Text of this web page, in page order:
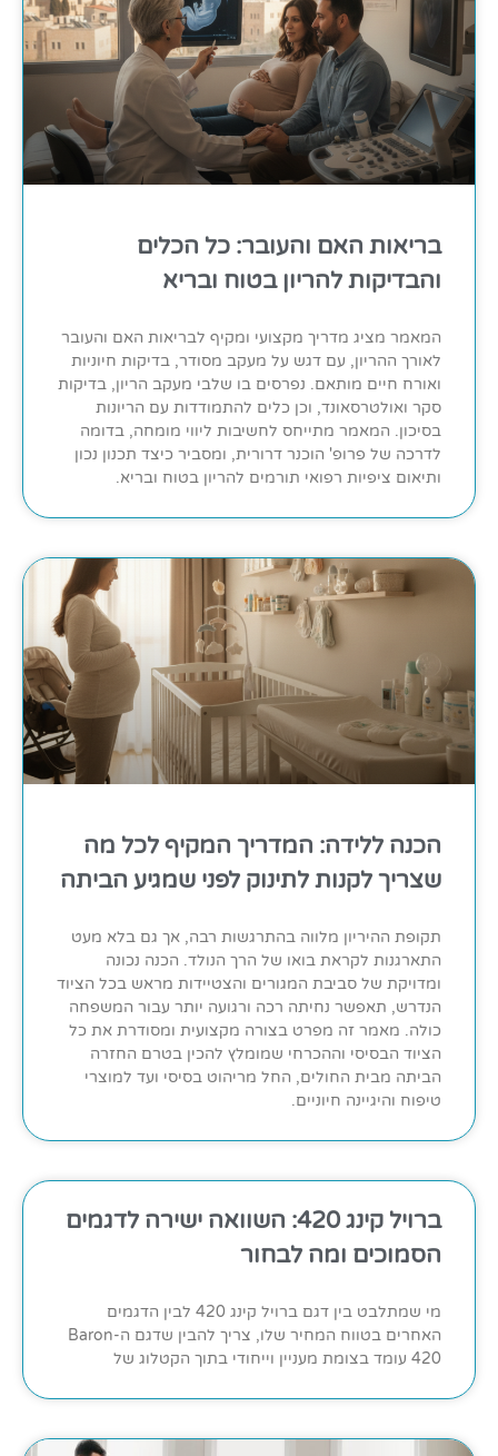
בריאות האם והעובר: כל הכלים
והבדיקות להריון בטוח ובריא
המאמר מציג מדריך מקצועי ומקיף לבריאות האם והעובר
לאורך ההריון, עם דגש על מעקב מסודר, בדיקות חיוניות
ואורח חיים מותאם. נפרסים בו שלבי מעקב הריון, בדיקות
סקר ואולטרסאונד, וכן כלים להתמודדות עם הריונות
בסיכון. המאמר מתייחס לחשיבות ליווי מומחה, בדומה
לדרכה של פרופ' הוכנר דרורית, ומסביר כיצד תכנון נכון
ותיאום ציפיות רפואי תורמים להריון בטוח ובריא.
הכנה ללידה: המדריך המקיף לכל מה
שצריך לקנות לתינוק לפני שמגיע הביתה
תקופת ההיריון מלווה בהתרגשות רבה, אך גם בלא מעט
התארגנות לקראת בואו של הרך הנולד. הכנה נכונה
ומדויקת של סביבת המגורים והצטיידות מראש בכל הציוד
הנדרש, תאפשר נחיתה רכה ורגועה יותר עבור המשפחה
כולה. מאמר זה מפרט בצורה מקצועית ומסודרת את כל
הציוד הבסיסי וההכרחי שמומלץ להכין בטרם החזרה
הביתה מבית החולים, החל מריהוט בסיסי ועד למוצרי
טיפוח והיגיינה חיוניים.
ברויל קינג 420: השוואה ישירה לדגמים
הסמוכים ומה לבחור
מי שמתלבט בין דגם ברויל קינג 420 לבין הדגמים
האחרים בטווח המחיר שלו, צריך להבין שדגם ה-Baron
420 עומד בצומת מעניין וייחודי בתוך הקטלוג של